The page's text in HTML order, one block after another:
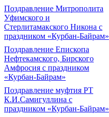
Поздравление Митрополита
Уфимского и
Стерлитамакского Никона с
праздником «Курбан-Байрам»
Поздравление Епископа
Нефтекамского, Бирского
Амфросия с праздником
«Курбан-Байрам»
Поздравление муфтия РТ
К.И.Самигуллина с
праздником «Курбан-Байрам»